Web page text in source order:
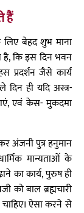
हैं
लिए बेहद शुभ माना
कि इस दिन भवन
प्रदर्शन जैसे कार्य
ही यदि अस्त्र-
एवं केस- मुकदमा
अंजनी पुत्र हनुमान
मान्यताओं के
का कार्य, पुरुष ही
बाल ब्रह्मचारी
ऐसा करने से